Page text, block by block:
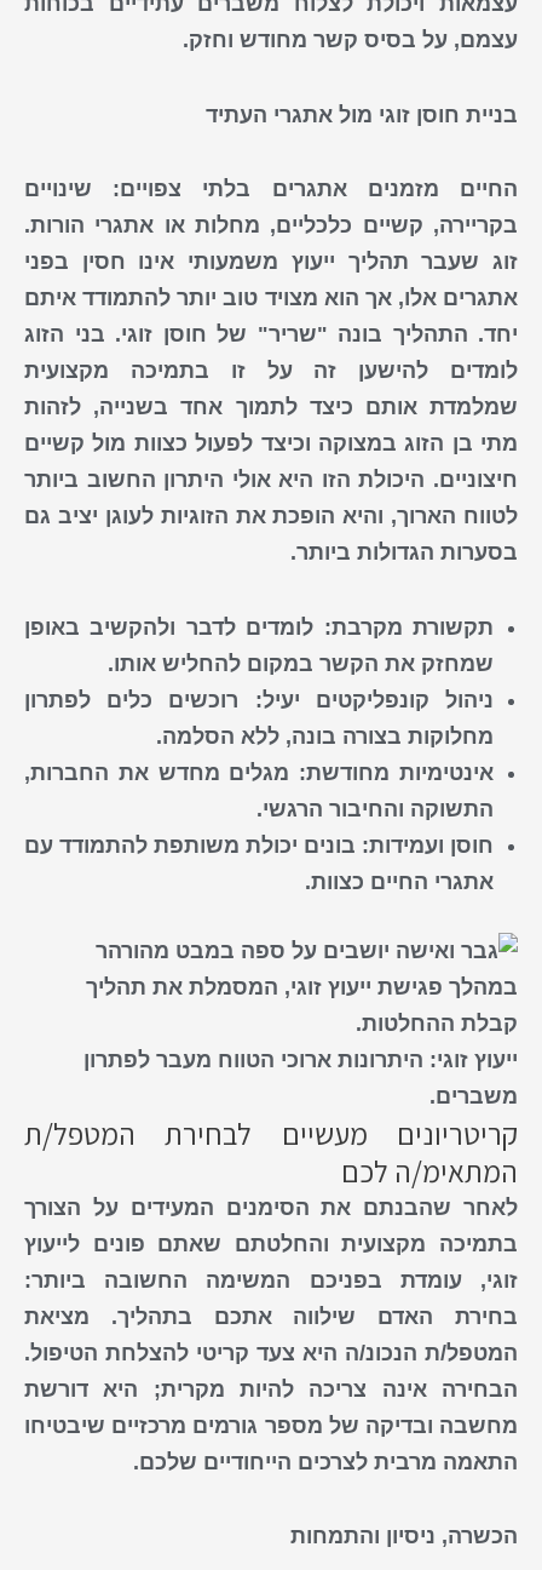
עצמם, על בסיס קשר מחודש וחזק.
בניית חוסן זוגי מול אתגרי העתיד
החיים מזמנים אתגרים בלתי צפויים: שינויים
בקריירה, קשיים כלכליים, מחלות או אתגרי הורות.
זוג שעבר תהליך ייעוץ משמעותי אינו חסין בפני
אתגרים אלו, אך הוא מצויד טוב יותר להתמודד איתם
יחד. התהליך בונה "שריר" של חוסן זוגי. בני הזוג
לומדים להישען זה על זו בתמיכה מקצועית
שמלמדת אותם כיצד לתמוך אחד בשנייה, לזהות
מתי בן הזוג במצוקה וכיצד לפעול כצוות מול קשיים
חיצוניים. היכולת הזו היא אולי היתרון החשוב ביותר
לטווח הארוך, והיא הופכת את הזוגיות לעוגן יציב גם
בסערות הגדולות ביותר.
תקשורת מקרבת: לומדים לדבר ולהקשיב באופן
שמחזק את הקשר במקום להחליש אותו.
ניהול קונפליקטים יעיל: רוכשים כלים לפתרון
מחלוקות בצורה בונה, ללא הסלמה.
אינטימיות מחודשת: מגלים מחדש את החברות,
התשוקה והחיבור הרגשי.
חוסן ועמידות: בונים יכולת משותפת להתמודד עם
אתגרי החיים כצוות.
ייעוץ זוגי: היתרונות ארוכי הטווח מעבר לפתרון
משברים.
קריטריונים מעשיים לבחירת המטפל/ת
המתאימ/ה לכם
לאחר שהבנתם את הסימנים המעידים על הצורך
בתמיכה מקצועיתוהחלטתם שאתם פונים לייעוץ
זוגי, עומדת בפניכם המשימה החשובה ביותר:
בחירת האדם שילווה אתכם בתהליך. מציאת
המטפל/ת הנכונ/ה היא צעד קריטי להצלחת הטיפול.
הבחירה אינה צריכה להיות מקרית; היא דורשת
מחשבה ובדיקה של מספר גורמים מרכזיים שיבטיחו
התאמה מרבית לצרכים הייחודיים שלכם.
הכשרה, ניסיון והתמחות